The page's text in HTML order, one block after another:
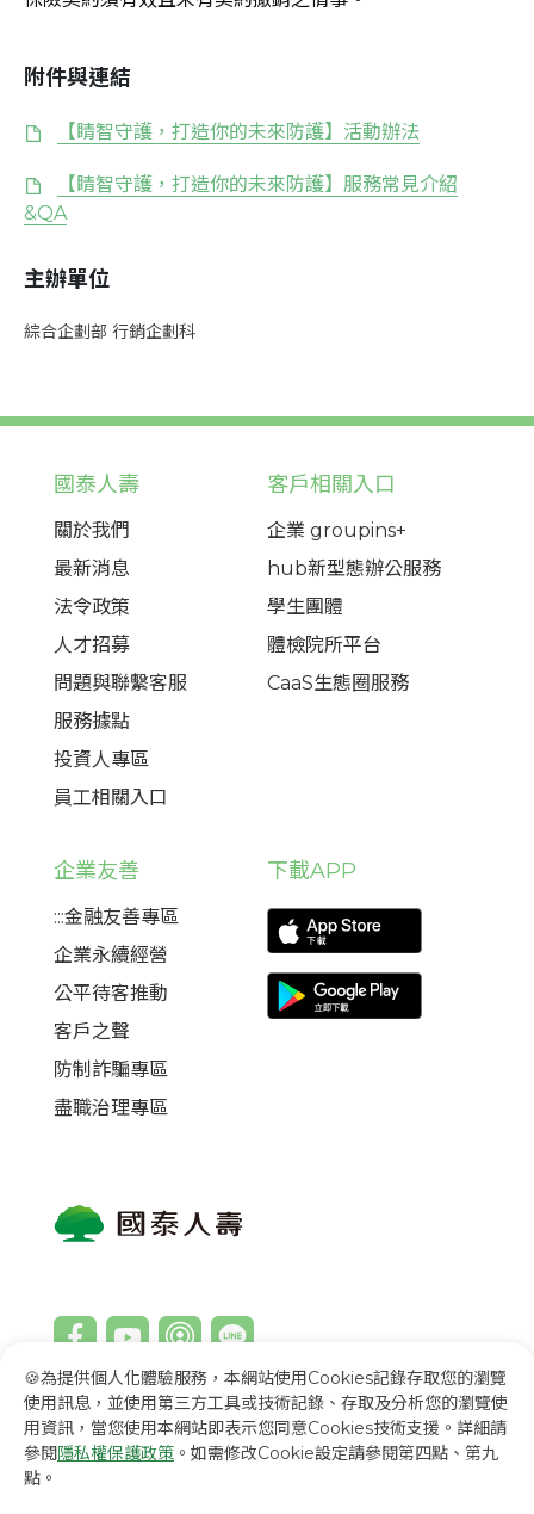
🍪為提供個人化體驗服務，本網站使用Cookies記錄存取您的瀏覽
使用訊息，並使用第三方工具或技術記錄、存取及分析您的瀏覽使
用資訊，當您使用本網站即表示您同意Cookies技術支援。詳細請
參閱隱私權保護政策 。如需修改Cookie設定請參閱第四點、第九
點。
附件與連結
【睛智守護，打造你的未來防護】活動辦法
【睛智守護，打造你的未來防護】服務常見介紹
&QA
主辦單位
綜合企劃部 行銷企劃科
國泰人壽
關於我們
最新消息
法令政策
人才招募
問題與聯繫客服
服務據點
投資人專區
員工相關入口
客戶相關入口
企業 groupins+
hub新型態辦公服務
學生團體
體檢院所平台
CaaS生態圈服務
企業友善
:::金融友善專區
企業永續經營
公平待客推動
客戶之聲
防制詐騙專區
盡職治理專區
下載APP
回首頁 English Việt Nam